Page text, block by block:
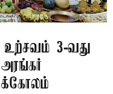
உற்சவம் 3-வது